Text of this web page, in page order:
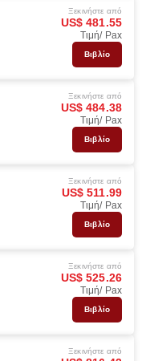
Ξεκινήστε από
US$ 481.55
Τιμή/ Pax
Βιβλίο
Ξεκινήστε από
US$ 484.38
Τιμή/ Pax
Βιβλίο
Ξεκινήστε από
US$ 511.99
Τιμή/ Pax
Βιβλίο
Ξεκινήστε από
US$ 525.26
Τιμή/ Pax
Βιβλίο
Ξεκινήστε από